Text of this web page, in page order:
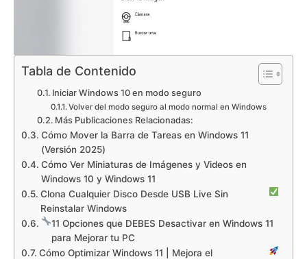
Tabla de Contenido
Iniciar Windows 10 en modo seguro
Volver del modo seguro al modo normal en Windows
Más Publicaciones Relacionadas:
Cómo Mover la Barra de Tareas en Windows 11
(Versión 2025)
Cómo Ver Miniaturas de Imágenes y Videos en
Windows 10 y Windows 11
Clona Cualquier Disco Desde USB Live Sin
Reinstalar Windows
11 Opciones que DEBES Desactivar en Windows 11
para Mejorar tu PC
Cómo Optimizar Windows 11 | Mejora el